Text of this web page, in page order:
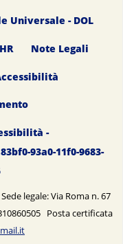
Universale - DOL
Note Legali
-
93a0-11f0-9683-
legale: Via Roma n. 67
Posta certificata